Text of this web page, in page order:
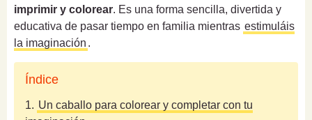
imprimir y colorear. Es una forma sencilla, divertida y
educativa de pasar tiempo en familia mientras estimuláis
la imaginación .
Índice
1. Un caballo para colorear y completar con tu